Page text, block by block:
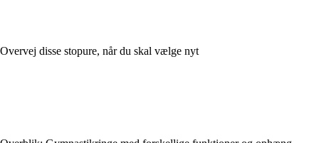
Overvej disse stopure, når du skal vælge nyt